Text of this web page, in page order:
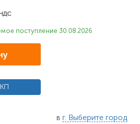
поступление 30.08.2026
в г. Выберите город